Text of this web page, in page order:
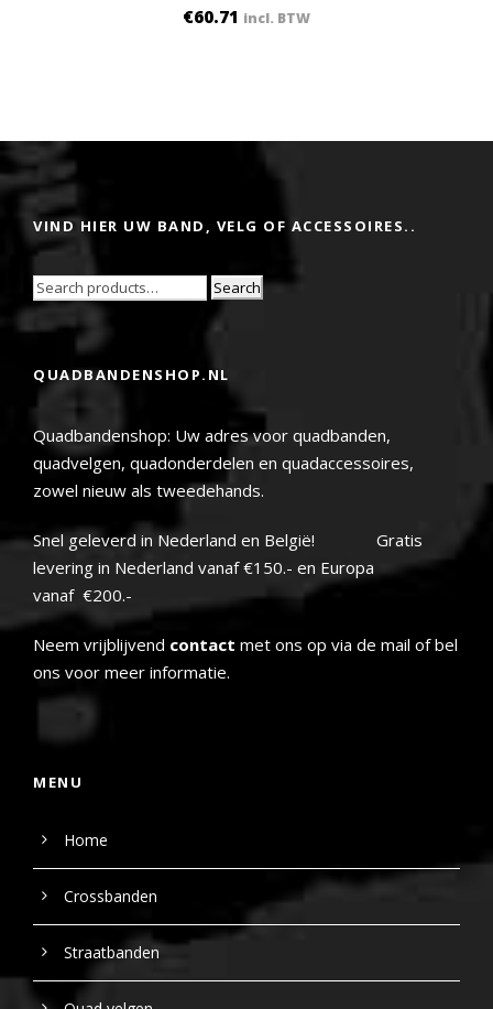
€60.71 incl. BTW
VIND HIER UW BAND, VELG OF ACCESSOIRES..
Search
QUADBANDENSHOP.NL
Quadbandenshop: Uw adres voor quadbanden,
quadvelgen, quadonderdelen en quadaccessoires,
zowel nieuw als tweedehands.
Snel geleverd in Nederland en België! Gratis
levering in Nederland vanaf €150.- en Europa
vanaf €200.-
Neem vrijblijvend contact met ons op via de mail of bel
ons voor meer informatie.
MENU
Home
Crossbanden
Straatbanden